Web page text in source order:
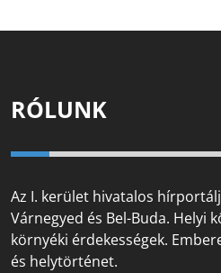
RÓLUNK
Az I. kerület hivatalos
Várnegyed és Bel-Buda. Helyi
környéki érdekességek.
és helytörténet.